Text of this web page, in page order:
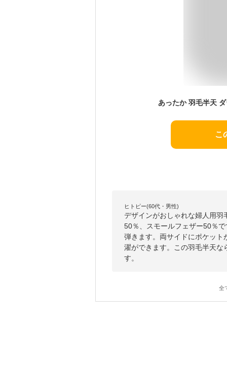
あったか 羽毛半天
こ
ヒトピー(60代・男性)
デザインがおしゃれな婦人用
50％、スモールフェザー50％
弾きます。両サイドにポケッ
濯ができます。この羽毛半天
す。
全